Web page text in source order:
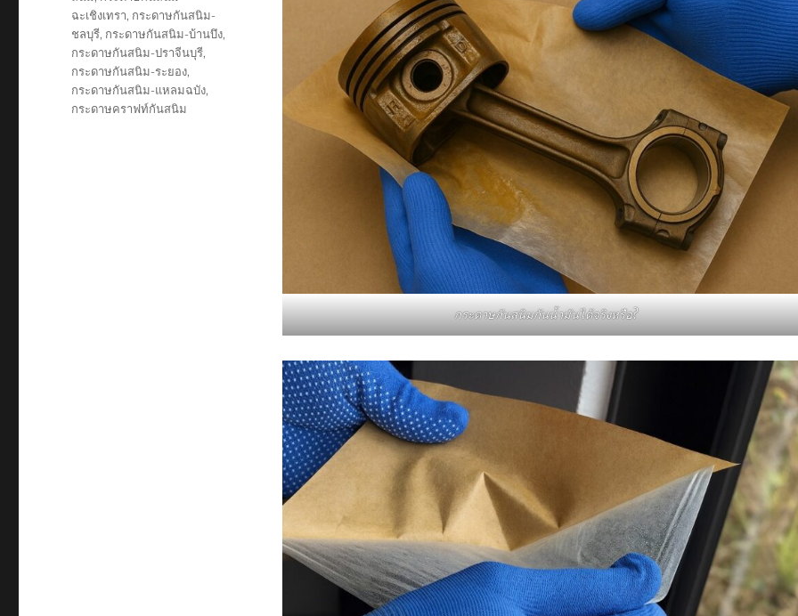
กระดาษกันสนิมกันน้ำมันได้จริงหรือ?
ฉะเชิงเทรา, กระดาษกันสนิม-
ชลบุรี, กระดาษกันสนิม-บ้านบึง,
กระดาษกันสนิม-ปราจีนบุรี,
กระดาษกันสนิม-ระยอง,
กระดาษกันสนิม-แหลมฉบัง,
กระดาษคราฟท์กันสนิม